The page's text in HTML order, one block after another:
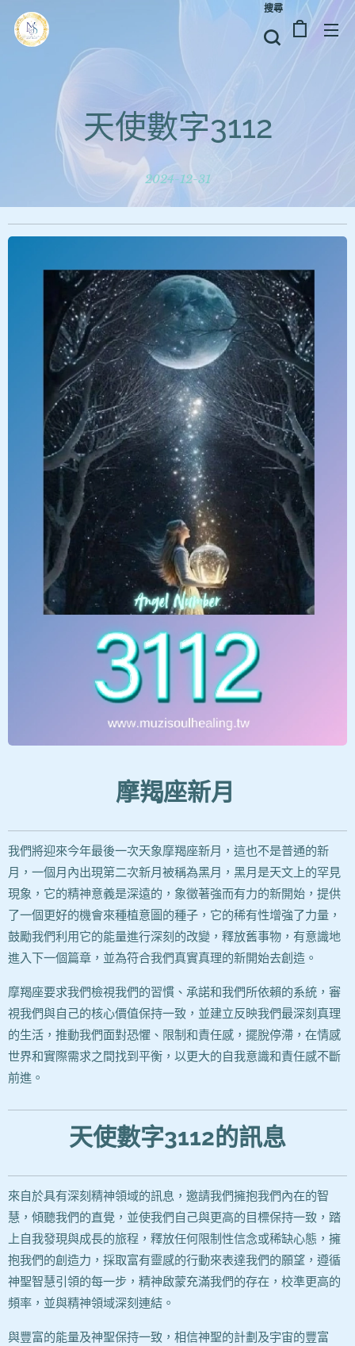
搜尋
天使數字3112
2024-12-31
摩羯座新月
我們將迎來今年最後一次天象摩羯座新月，這也不是普通的新
月，一個月內出現第二次新月被稱為黑月，黑月是天文上的罕見
現象，它的精神意義是深遠的，象徵著強而有力的新開始，提供
了一個更好的機會來種植意圖的種子，它的稀有性增強了力量，
鼓勵我們利用它的能量進行深刻的改變，釋放舊事物，有意識地
進入下一個篇章，並為符合我們真實真理的新開始去創造。
摩羯座要求我們檢視我們的習慣、承諾和我們所依賴的系統，審
視我們與自己的核心價值保持一致，並建立反映我們最深刻真理
的生活，推動我們面對恐懼、限制和責任感，擺脫停滯，在情感
世界和實際需求之間找到平衡，以更大的自我意識和責任感不斷
前進。
天使數字3112的訊息
來自於具有深刻精神領域的訊息，邀請我們擁抱我們內在的智
慧，傾聽我們的直覺，並使我們自己與更高的目標保持一致，踏
上自我發現與成長的旅程，釋放任何限制性信念或稀缺心態，擁
抱我們的創造力，採取富有靈感的行動來表達我們的願望，遵循
神聖智慧引領的每一步，精神啟蒙充滿我們的存在，校準更高的
頻率，並與精神領域深刻連結。
與豐富的能量及神聖保持一致，相信神聖的計劃及宇宙的豐富